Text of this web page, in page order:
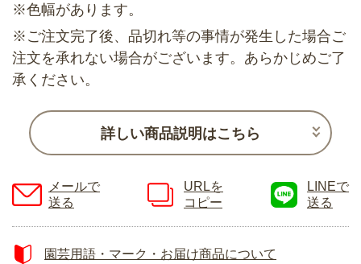
※色幅があります。
※ご注文完了後、品切れ等の事情が発生した場合ご
注文を承れない場合がございます。あらかじめご了
承ください。
詳しい商品説明はこちら
メールで
送る
URLを
コピー
LINEで
送る
園芸用語・マーク・お届け商品について